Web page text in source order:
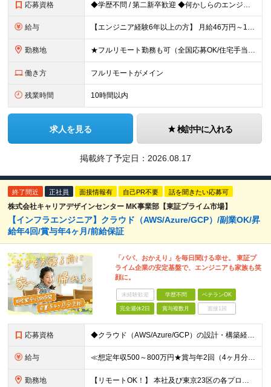
応募資格 ◆学歴不問 / 第二新卒歓迎 ◆何かしらのエンジニア経験をお持ちの方 （言語・期間・フェーズ不問） 経験浅めの方も遠慮なくご応募ください！ ■入社前Q＆A ────── ◎実力に見合った報酬が手に
給与 【エンジニア経験6年以上の方】 月給46万円～100万円（固定残業代含む） ※上記月給には月30時間分の固定残業代（月8万7,400円～月19万円）を含む。超過分は全額支給。 【エンジニア経験4年以
勤務地 ★フルリモート勤務も可（全国応募OK/住宅手当を支給します） ※案件によって常駐が必要になる場合があります。 ※希望がない限り、転勤はありません ※U・Iターン歓迎 ★ルトラの社員は全国各地で活躍中
働き方 フルリモートがメイン
残業時間 10時間以内
求人を見る 検討中に入れる
掲載終了予定日： 2026.08.17
終了間近 正社員 面接情報有 自己PR不要 話を聞きたい応募可
株式会社キャリアデザインセンター MK事業部【東証プライム市場】
【インフラエンジニア】クラウド（AWS/Azure/GCP）/副業OK/昇
給年4回/賞与年4ヶ月/前給保証
「パパ、おかえり」を毎日聞ける幸せ。 東証プ
ライム企業の安定基盤で、エンジニアも家族も笑
顔に。
未経験歓迎 学歴不問 ベテランOK
完全週休2日 賞与複数月 面接1回
応募資格 ◆クラウド（AWS/Azure/GCP）の設計・構築経験がある方 ※学歴不問 【こんな方をお待ちしています！】 ■運用保守の経験から今後上流にチャレンジしたい人も歓迎 ■上場企業×複数事業運営の安定
給与 ≪想定年収500～800万円★賞与年2回（4ヶ月分）★≫ □■上流経験者■□ 月給41万5000円～73万円＋賞与（年2回）＋各種手当 □■経験者■□ 月給32万5000円～＋賞与（年2回）＋各種手
勤務地 【リモートOK！】 本社及び東京23区の各プロジェクト先での勤務となります ※転居を伴う転勤はありません 本社／東京都港区赤坂3-21-20 赤坂ロングビーチビル ★就業場所の変更の範囲：会社が定